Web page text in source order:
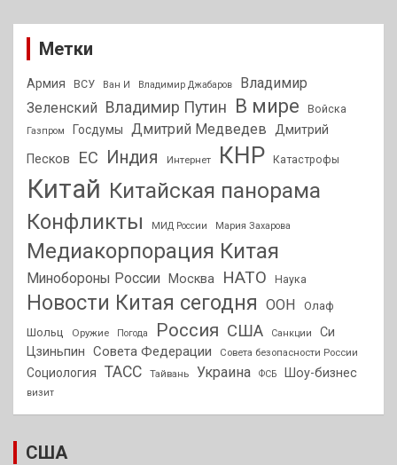
Метки
Армия ВСУ Ван И Владимир Джабаров
Владимир
Зеленский
Владимир Путин В мире Войска
Газпром Госдумы Дмитрий Медведев Дмитрий
Песков
ЕС Индия Интернет КНР Катастрофы
Китай Китайская панорама
Конфликты
МИД России Мария Захарова
Медиакорпорация Китая
Минобороны России Москва НАТО Наука
Новости Китая сегодня ООН
Олаф
Шольц
Оружие Погода Россия США Санкции
Си
Цзиньпин Совета Федерации Совета безопасности России
Социология ТАСС Тайвань Украина ФСБ Шоу-бизнес
визит
США